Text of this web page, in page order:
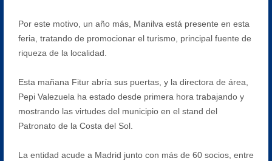
Por este motivo, un año más, Manilva está presente en esta
feria, tratando de promocionar el turismo, principal fuente de
riqueza de la localidad.
Esta mañana Fitur abría sus puertas, y la directora de área,
Pepi Valezuela ha estado desde primera hora trabajando y
mostrando las virtudes del municipio en el stand del
Patronato de la Costa del Sol.
La entidad acude a Madrid junto con más de 60 socios, entre